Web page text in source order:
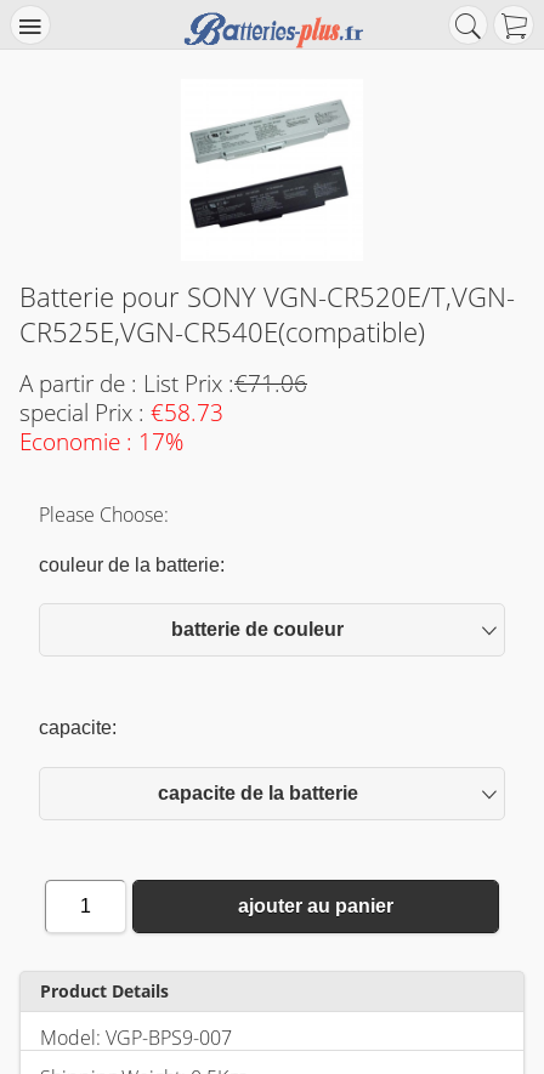
Batterie pour SONY VGN-CR520E/T,VGN-
CR525E,VGN-CR540E(compatible)
A partir de : List Prix :€71.06
special Prix : €58.73
Economie : 17%
Please Choose:
couleur de la batterie:
batterie de couleur
capacite:
capacite de la batterie
1 ajouter au panier
Product Details
Model: VGP-BPS9-007